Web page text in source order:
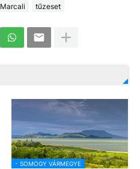
Marcali tűzeset
- SOMOGY VÁRMEGYE